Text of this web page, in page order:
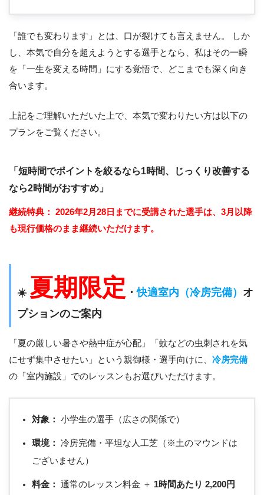
「誰でも変わります」とは、口が裂けても言えません。 しか
し、本気で自分を超えようとする選手となら、私はその一瞬
を「一生を変える時間」にする覚悟で、どこまでも深く向き
合います。
上記をご理解いただいた上で、本気で変わりたい方は以下の
プランをご覧ください。
「短時間でポイントを絞るなら1時間、じっくり改善する
なら2時間がおすすめ」
継続特典：
2026年2月28日までに受講された選手は、3月以降
も現行価格のまま継続いただけます。
☀️ 夏期限定 ・快適室内（冷房完備） オ
プションのご案内
「夏の厳しい暑さや熱中症が心配」「蚊などの虫刺されを気
にせず集中させたい」という親御様・選手向けに、 冷房完備
の「室内施設」でのレッスンもお選びいただけます。
対象： 小学生の選手（広さの関係で）
環境：
冷房完備・平坦な人工芝（※土のマウンドは
ございません）
料金： 通常のレッスン料金 ＋ 1時間あたり 2,200円